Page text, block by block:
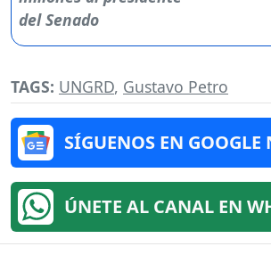
TAGS: UNGRD, Gustavo Petro
SÍGUENOS EN GOOGLE
ÚNETE AL CANAL EN